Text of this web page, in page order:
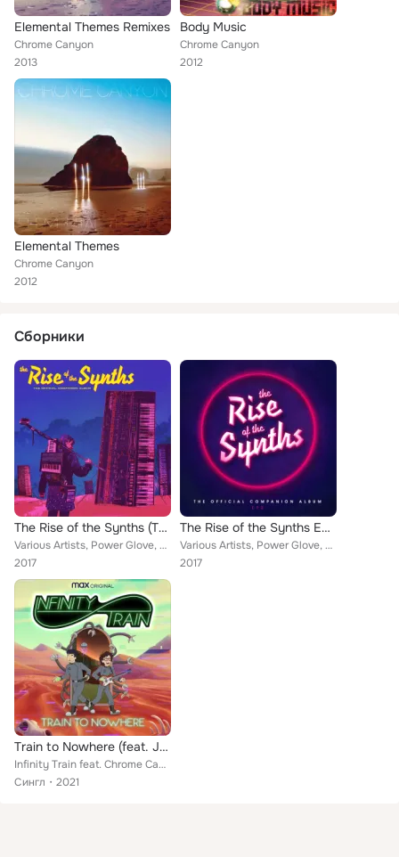
Elemental Themes Remixes
Chrome Canyon
2013
Body Music
Chrome Canyon
2012
Elemental Themes
Chrome Canyon
2012
Сборники
The Rise of the Synths (The Official Companion Album)
Various Artists, Power Glove, Giorgio Moroder, Carpenter Brut, Mega Drive, Voyag3r, Code Elektro, Waveshaper, Geno Lenardo, Robe...
2017
The Rise of the Synths EP 2 (The Official Companion Album)
Various Artists, Power Glove, Com Truise, Code Elektro, GUNSHIP, Chrome Canyon, Waveshaper, Robert Parker
2017
Train to Nowhere (feat. Johnny Young, Sekai Murashige & Chrome Canyon) [From the HBO Max Original Infinity Train: Book 4]
Infinity Train feat. Chrome Canyon, Johnny Young, Sekai Murashige
Сингл
2021